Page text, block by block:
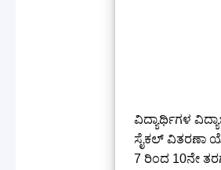
ವಿದ್ಯಾರ್ಥಿಗಳ
ಸೈಕಲ್ ವಿತರಣಾ
7 ರಿಂದ 10ನೇ